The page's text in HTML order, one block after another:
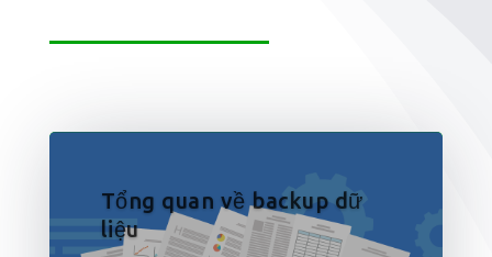
Tổng quan về backup dữ
liệu